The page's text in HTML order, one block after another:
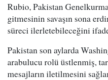
Rubio, Pakistan
gitmesinin savaşın sona
süreci ilerletebileceğini
Pakistan son aylarda
arabulucu rolü üstlenmiş,
mesajların iletilmesini